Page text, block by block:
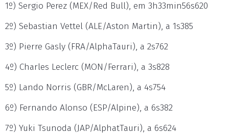
1º) Sergio Perez (MEX/Red Bull), em 3h33min56s620
2º) Sebastian Vettel (ALE/Aston Martin), a 1s385
3º) Pierre Gasly (FRA/AlphaTauri), a 2s762
4º) Charles Leclerc (MON/Ferrari), a 3s828
5º) Lando Norris (GBR/McLaren), a 4s754
6º) Fernando Alonso (ESP/Alpine), a 6s382
7º) Yuki Tsunoda (JAP/AlphatTauri), a 6s624